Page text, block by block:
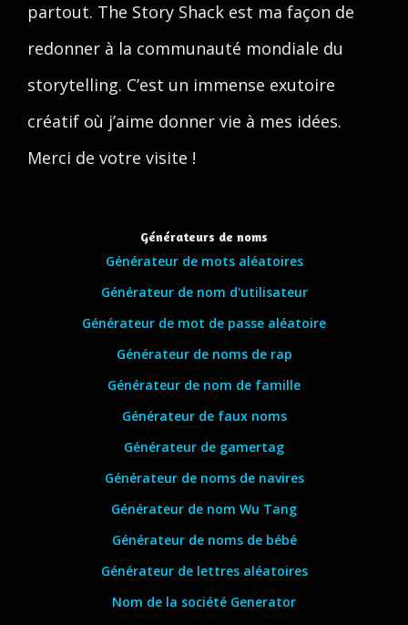
partout. The Story Shack est ma façon de
redonner à la communauté mondiale du
storytelling. C’est un immense exutoire
créatif où j’aime donner vie à mes idées.
Merci de votre visite !
Générateurs de noms
Générateur de mots aléatoires
Générateur de nom d'utilisateur
Générateur de mot de passe aléatoire
Générateur de noms de rap
Générateur de nom de famille
Générateur de faux noms
Générateur de gamertag
Générateur de noms de navires
Générateur de nom Wu Tang
Générateur de noms de bébé
Générateur de lettres aléatoires
Nom de la société Generator